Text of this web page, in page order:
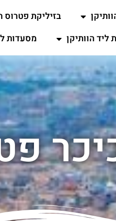
בזיליקת פטרוס
ליד הוותיקן
מסעדות